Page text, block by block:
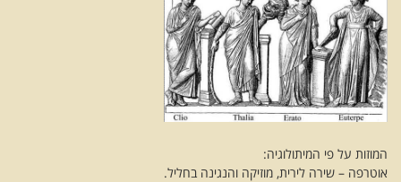
המוזות על פי המיתולוגיה:
אוטרפה – שירה לירית, מוזיקה והנגינה בחליל.